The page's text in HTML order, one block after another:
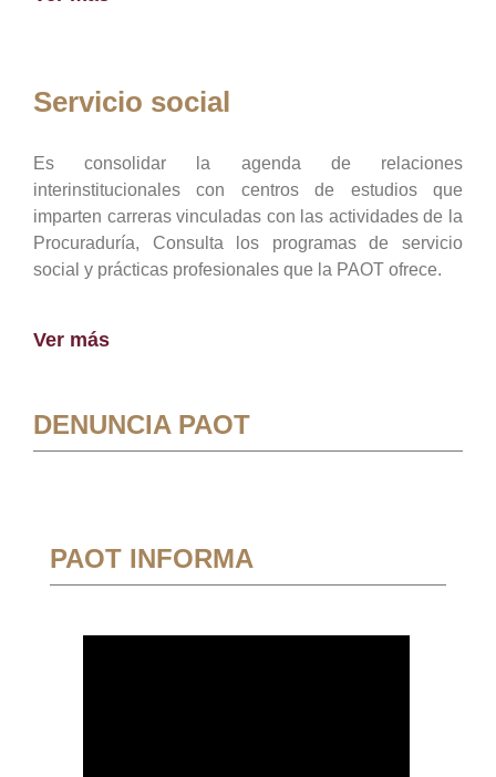
Servicio social
Es consolidar la agenda de relaciones
interinstitucionales con centros de estudios que
imparten carreras vinculadas con las actividades de la
Procuraduría, Consulta los programas de servicio
social y prácticas profesionales que la PAOT ofrece.
Ver más
DENUNCIA PAOT
PAOT INFORMA